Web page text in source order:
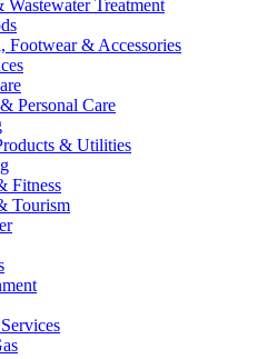
Wastewater Treatment
Footwear & Accessories
Personal Care
& Utilities
Fitness
Tourism